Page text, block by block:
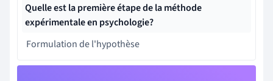
Quelle est la première étape de la méthode
expérimentale en psychologie?
Formulation de l'hypothèse